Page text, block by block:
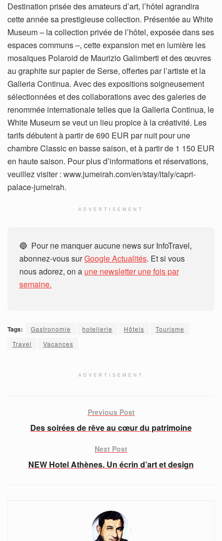
Destination prisée des amateurs d’art, l’hôtel agrandira
cette année sa prestigieuse collection. Présentée au White
Museum – la collection privée de l’hôtel, exposée dans ses
espaces communs –, cette expansion met en lumière les
mosaïques Polaroid de Maurizio Galimberti et des œuvres
au graphite sur papier de Serse, offertes par l’artiste et la
Galleria Continua. Avec des expositions soigneusement
sélectionnées et des collaborations avec des galeries de
renommée internationale telles que la Galleria Continua, le
White Museum se veut un lieu propice à la créativité. Les
tarifs débutent à partir de 690 EUR par nuit pour une
chambre Classic en basse saison, et à partir de 1 150 EUR
en haute saison. Pour plus d’informations et réservations,
veuillez visiter : www.jumeirah.com/en/stay/italy/capri-
palace-jumeirah.
ADVERTISEMENT
🔵 Pour ne manquer aucune news sur InfoTravel,
abonnez-vous surGoogle Actualités. Et si vous
nous adorez, on a une newsletter une fois par
semaine.
Tags: Gastronomie hotellerie Hôtels
Tourisme
Travel
Vacances
ADVERTISEMENT
Previous Post
Des soirées de rêve au cœur du patrimoine
Next Post
NEW Hotel Athènes. Un écrin d’art et design